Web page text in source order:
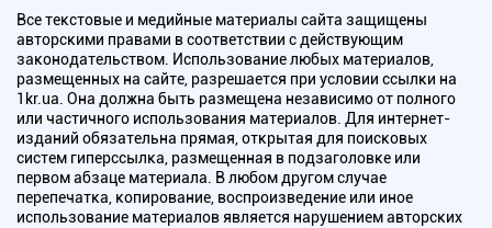
Все текстовые и медийные материалы сайта защищены
авторскими правами в соответствии с действующим
законодательством. Использование любых материалов,
размещенных на сайте, разрешается при условии ссылки на
1kr.ua. Она должна быть размещена независимо от полного
или частичного использования материалов. Для интернет-
изданий обязательна прямая, открытая для поисковых
систем гиперссылка, размещенная в подзаголовке или
первом абзаце материала. В любом другом случае
перепечатка, копирование, воспроизведение или иное
использование материалов является нарушением авторских